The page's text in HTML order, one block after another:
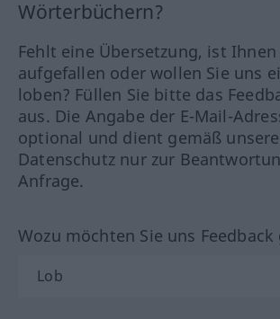
Wörterbüchern?
Fehlt eine Übersetzung, ist
aufgefallen oder wollen Sie uns
loben? Füllen Sie bitte das
aus. Die Angabe der E-Mail-
optional und dient gemäß
Datenschutz nur zur
Anfrage.
Wozu möchten Sie uns